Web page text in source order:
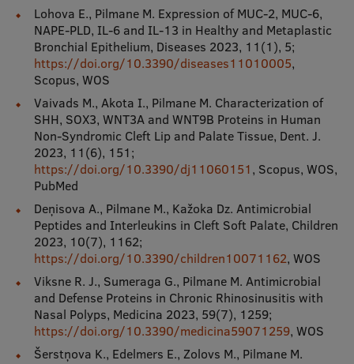
Lohova E., Pilmane M. Expression of MUC-2, MUC-6,
NAPE-PLD, IL-6 and IL-13 in Healthy and Metaplastic
Bronchial Epithelium, Diseases 2023, 11(1), 5;
https://doi.org/10.3390/diseases11010005,
Scopus, WOS
Vaivads M., Akota I., Pilmane M. Characterization of
SHH, SOX3, WNT3A and WNT9B Proteins in Human
Non-Syndromic Cleft Lip and Palate Tissue, Dent. J.
2023, 11(6), 151;
https://doi.org/10.3390/dj11060151, Scopus, WOS,
PubMed
Deņisova A., Pilmane M., Kažoka Dz. Antimicrobial
Peptides and Interleukins in Cleft Soft Palate, Children
2023, 10(7), 1162;
https://doi.org/10.3390/children10071162, WOS
Viksne R. J., Sumeraga G., Pilmane M. Antimicrobial
and Defense Proteins in Chronic Rhinosinusitis with
Nasal Polyps, Medicina 2023, 59(7), 1259;
https://doi.org/10.3390/medicina59071259, WOS
Šerstņova K., Edelmers E., Zolovs M., Pilmane M.